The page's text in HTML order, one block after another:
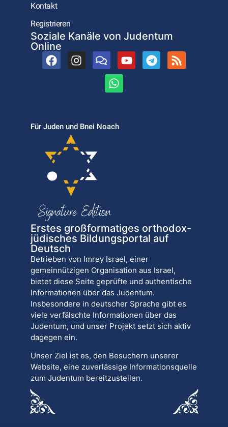
Kontakt
Registrieren
Soziale Kanäle von Judentum
Online
Für Juden und Bnei Noach
Erstes großformatiges orthodox-
jüdisches Bildungsportal auf
Deutsch
Betrieben von Imrey Israel, einer
gemeinnützigen Organisation aus Israel,
bietet diese Seite geprüfte und authentische
Informationen über das Judentum.
Insbesondere in deutscher Sprache gibt es
viele verfälschte Informationen über das
Judentum, und unser Projekt setzt sich aktiv
dagegen ein.
Unser Ziel ist es, den Besuchern unserer
Website, eine zuverlässige Informationsquelle
zum Judentum bereitzustellen.